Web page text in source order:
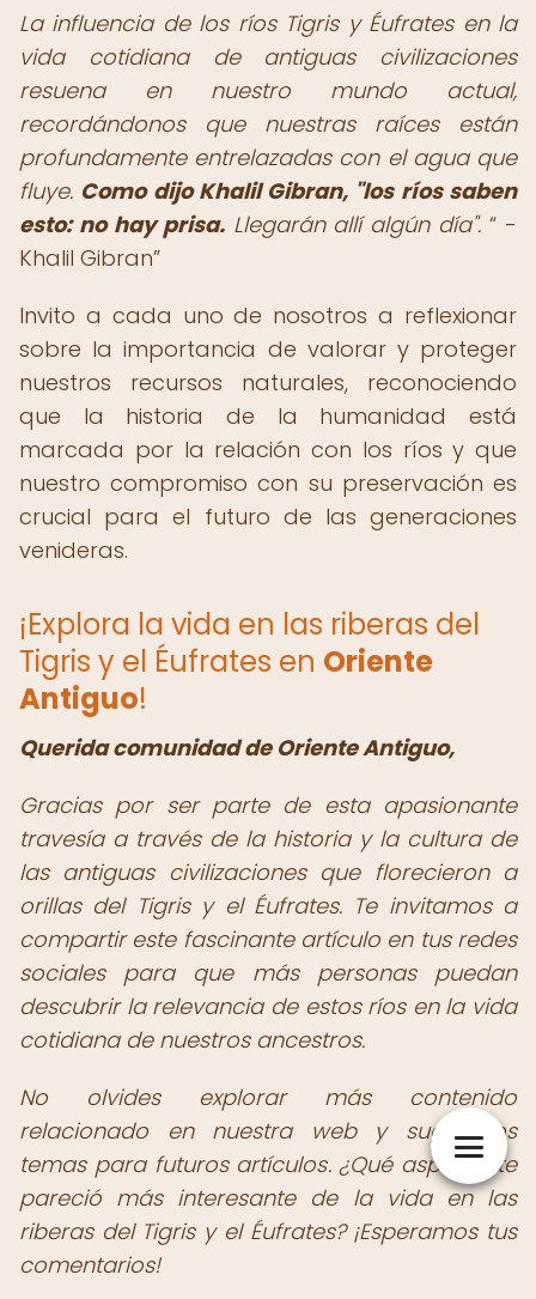
La influencia de los ríos Tigris y Éufrates en la
vida cotidiana de antiguas civilizaciones
resuena en nuestro mundo actual,
recordándonos que nuestras raíces están
profundamente entrelazadas con el agua que
fluye. Como dijo Khalil Gibran, "los ríos saben
esto: no hay prisa.Llegarán allí algún día".
-
Khalil Gibran
Invito a cada uno de nosotros a reflexionar
sobre la importancia de valorar y proteger
nuestros recursos naturales, reconociendo
que la historia de la humanidad está
marcada por la relación con los ríos y que
nuestro compromiso con su preservación es
crucial para el futuro de las generaciones
venideras.
¡Explora la vida en las riberas del
Tigris y el Éufrates en Oriente
Antiguo!
Querida comunidad de Oriente Antiguo,
Gracias por ser parte de esta apasionante
travesía a través de la historia y la cultura de
las antiguas civilizaciones que florecieron a
orillas del Tigris y el Éufrates. Te invitamos a
compartir este fascinante artículo en tus redes
sociales para que más personas puedan
descubrir la relevancia de estos ríos en la vida
cotidiana de nuestros ancestros.
No olvides explorar más contenido
relacionado en nuestra web y sugerirnos
temas para futuros artículos. ¿Qué aspecto te
pareció más interesante de la vida en las
riberas del Tigris y el Éufrates? ¡Esperamos tus
comentarios!